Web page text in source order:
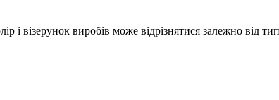
і візерунок виробів може відрізнятися залежно від